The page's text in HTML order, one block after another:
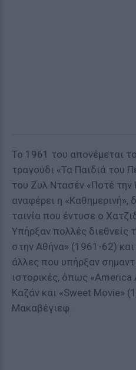
Το 1961 του απονέμεται
τραγούδι «Τα Παιδιά του
του Ζυλ Ντασέν «Ποτέ
αναφέρει η «Καθημερινή»,
ταινία που έντυσε ο
Υπήρξαν πολλές διεθνείς
στην Αθήνα» (1961-62)
άλλες που υπήρξαν
ιστορικές, όπως
Καζάν και «Sweet Μovie»
Μακαβέγιεφ.